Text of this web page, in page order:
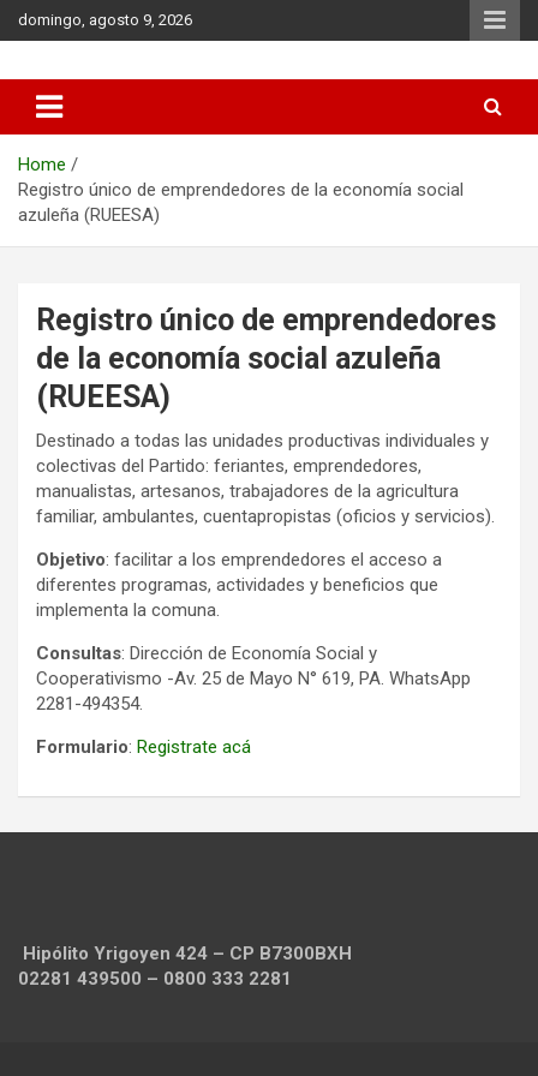
Skip
to
domingo, agosto 9, 2026
Municipio de Azul
Home
Registro único de emprendedores de la economía social
azuleña (RUEESA)
Registro único de emprendedores
de la economía social azuleña
(RUEESA)
Destinado a todas las unidades productivas individuales y
colectivas del Partido: feriantes, emprendedores,
manualistas, artesanos, trabajadores de la agricultura
familiar, ambulantes, cuentapropistas (oficios y servicios).
Objetivo: facilitar a los emprendedores el acceso a
diferentes programas, actividades y beneficios que
implementa la comuna.
Consultas: Dirección de Economía Social y
Cooperativismo -Av. 25 de Mayo N° 619, PA. WhatsApp
2281-494354.
Formulario: Registrate acá
Hipólito Yrigoyen 424 – CP B7300BXH
02281 439500 – 0800 333 2281